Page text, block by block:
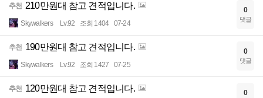
추천 210만원대 참고 견적입니다.
Skywalkers Lv.92 조회 1404 07-24
0
댓글
추천 190만원대 참고 견적입니다.
Skywalkers Lv.92 조회 1427 07-25
0
댓글
추천 120만원대 참고 견적입니다. 0